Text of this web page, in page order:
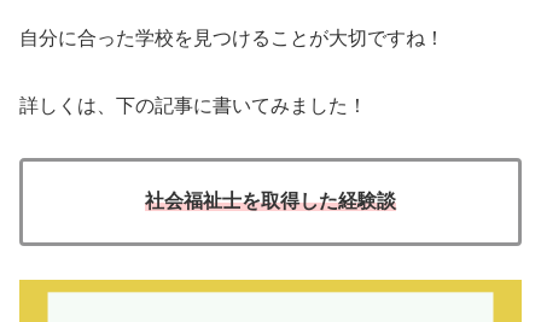
自分に合った学校を見つけることが大切ですね！
詳しくは、下の記事に書いてみました！
社会福祉士を取得した経験談